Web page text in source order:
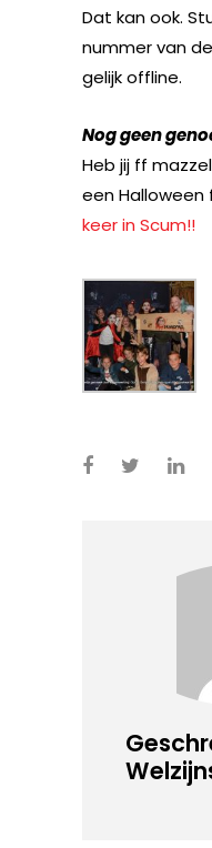
Dat kan ook.
nummer van
gelijk offline.
Nog geen
Heb jij ff
een
keer in Scum!!